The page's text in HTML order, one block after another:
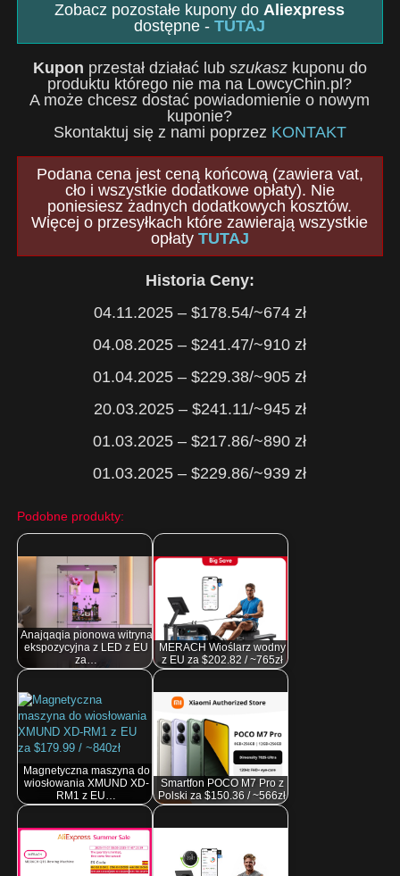
Zobacz pozostałe kupony doAliexpress
dostępne -TUTAJ
Kupon przestał działać lub szukaszkuponu do
produktu którego nie ma na LowcyChin.pl?
A może chcesz dostać powiadomienie o nowym
kuponie?
Skontaktuj się z nami poprzez KONTAKT
Podana cena jest ceną końcową (zawiera vat,
cło i wszystkie dodatkowe opłaty). Nie
poniesiesz żadnych dodatkowych kosztów.
Więcej o przesyłkach które zawierają wszystkie
opłaty TUTAJ
Historia Ceny:
04.11.2025 – $178.54/~674 zł
04.08.2025 – $241.47/~910 zł
01.04.2025 – $229.38/~905 zł
20.03.2025 – $241.11/~945 zł
01.03.2025 – $217.86/~890 zł
01.03.2025 – $229.86/~939 zł
Podobne produkty:
Anajqaqia pionowa witryna
ekspozycyjna z LED z EU
za…
MERACH Wioślarz wodny
z EU za $202.82 / ~765zł
Magnetyczna maszyna do
wiosłowania XMUND XD-
RM1 z EU…
Smartfon POCO M7 Pro z
Polski za $150.36 / ~566zł